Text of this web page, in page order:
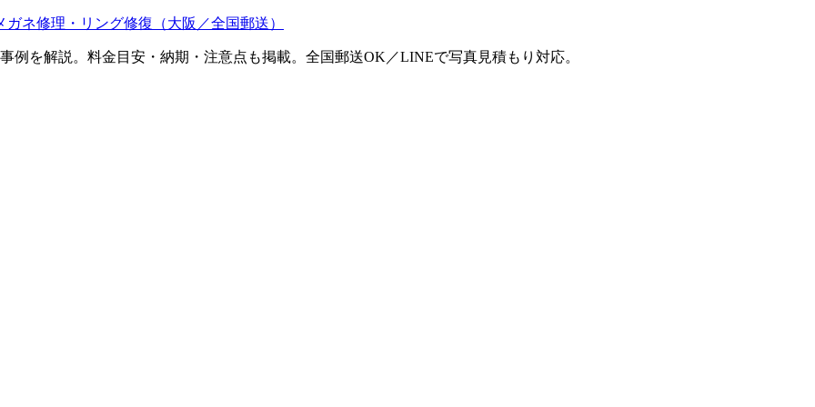
ネ修理・リング修復（大阪／全国郵送）
例を解説。料金目安・納期・注意点も掲載。全国郵送OK／LINEで写真見積もり対応。